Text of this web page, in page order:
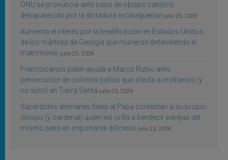
ONU se pronuncia ante caso de obispo católico
desaparecido por la dictadura nicaragüense julio 25, 2026
Aumenta el interés por la beatificación en Estados Unidos
de los mártires de Georgia que murieron defendiendo el
matrimonio julio 25, 2026
Franciscanos piden ayuda a Marco Rubio ante
persecución de colonos judíos que afecta a cristianos (y
no sólo) en Tierra Santa julio 25, 2026
Sacerdotes alemanes fieles al Papa contestan a su propio
obispo (y cardenal) quien les orilla a bendecir parejas del
mismo sexo en importante diócesis julio 25, 2026